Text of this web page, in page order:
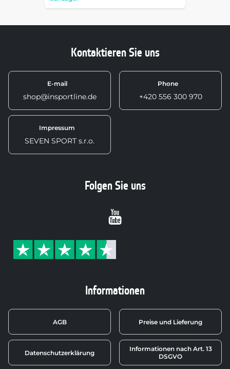
Kontaktieren Sie uns
E-mail
shop@insportline.de
Phone
+420 556 300 970
Impressum
SEVEN SPORT s.r.o.
Informationen
AGB Preise und Lieferung
Datenschutzerklärung
Informationen nach Art. 13
DSGVO
Folgen Sie uns
Youtube